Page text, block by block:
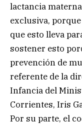
lactancia
exclusiva,
que esto lleva
sostener esto
prevención de
referente de la
Infancia del
Corrientes, Iris
Por su parte, el